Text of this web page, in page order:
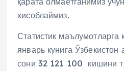
хисоблаймиз.
Статистик маълумотларга
январь кунига
сони 32 121 100 кишини